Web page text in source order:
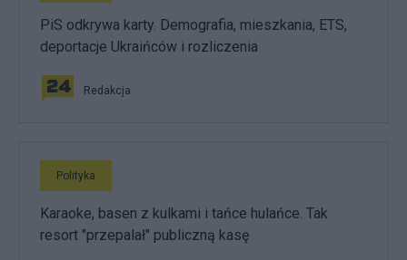
PiS odkrywa karty. Demografia, mieszkania, ETS,
deportacje Ukraińców i rozliczenia
Redakcja
Polityka
Karaoke, basen z kulkami i tańce hulańce. Tak
resort "przepalał" publiczną kasę